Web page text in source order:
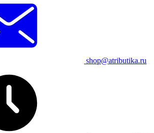
shop@atributika.ru